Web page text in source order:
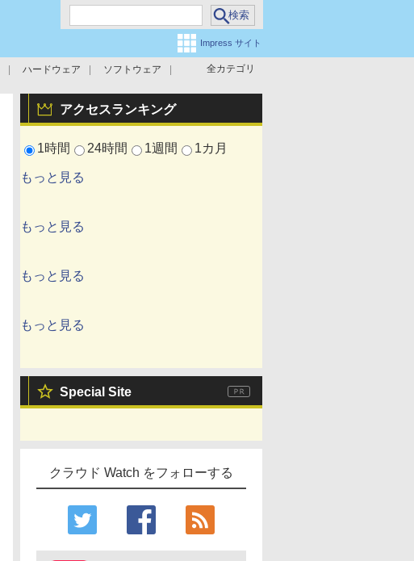
Impress サイト
全カテゴリ
ハードウェア
ソフトウェア
アクセスランキング
1時間 24時間 1週間 1カ月
もっと見る
もっと見る
もっと見る
もっと見る
Special Site
クラウド Watch をフォローする